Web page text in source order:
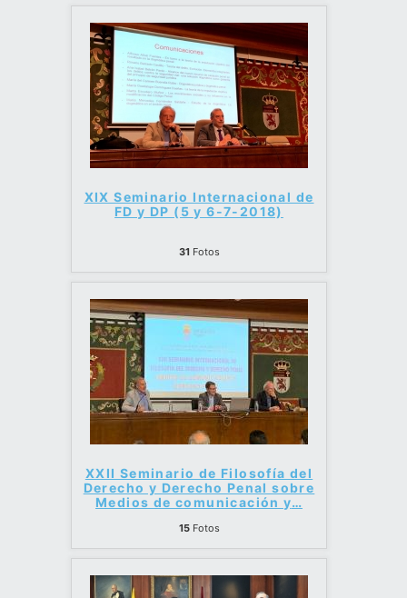
XIX Seminario Internacional de
FD y DP (5 y 6-7-2018)
31 Fotos
XXII Seminario de Filosofía del
Derecho y Derecho Penal sobre
Medios de comunicación y…
15Fotos